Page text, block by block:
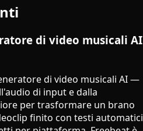
di video musicali AI
di video musicali AI —
di input e dalla
per trasformare un brano
finito con testi automatici